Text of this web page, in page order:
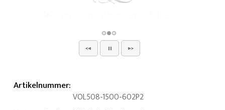
Artikelnummer:
VOL508-1500-602P2